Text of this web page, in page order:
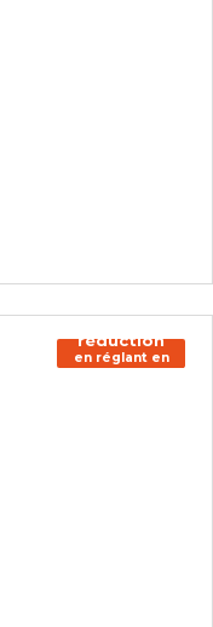
150€ de
réduction
en réglant en
chèque